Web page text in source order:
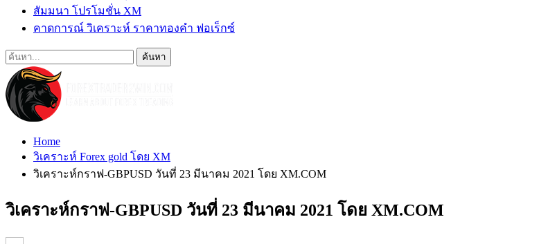
สัมมนา โปรโมชั่น XM
คาดการณ์ วิเคราะห์ ราคาทองคำ ฟอเร็กซ์
Home
วิเคราะห์ Forex gold โดย XM
วิเคราะห์กราฟ-GBPUSD วันที่ 23 มีนาคม 2021 โดย XM.COM
วิเคราะห์กราฟ-GBPUSD วันที่ 23 มีนาคม 2021 โดย XM.COM